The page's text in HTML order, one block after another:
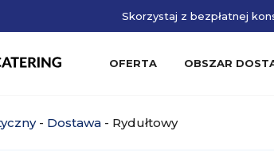
Skorzystaj z bezpłatnej
OFERTA OBSZAR
- Dostawa - Rydułtowy